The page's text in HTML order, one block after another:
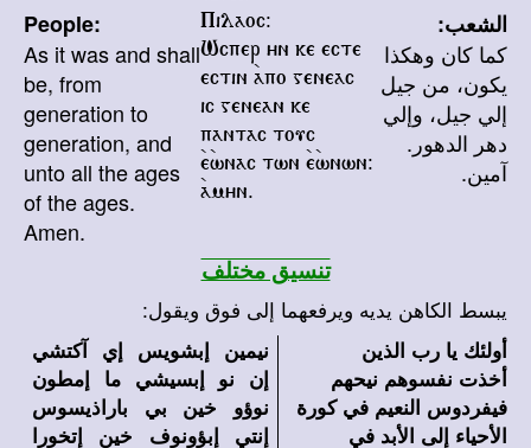
People:
As it was and shall
be, from
generation to
generation, and
unto all the ages
of the ages.
Amen.
Pilaoc@
Wcper yn ke ecte
ectin `apo geneac
ic genean ke
pantac touc
`e`wnac twn `e`wnwn@
`amyn.
الشعب:
كما كان وهكذا
يكون، من جيل
إلي جيل، وإلي
دهر الدهور.
آمين.
تنسيق مختلف
يبسط الكاهن يديه ويرفعهما إلى فوق ويقول:
أولئك يا رب الذين
أخذت نفسوهم نيحهم
فيفردوس النعيم في كورة
الأحياء إلى الأبد في
نيمين إبشويس إي آكتشي
إن نو إبسيشي ما إمطون
نوؤو خين بي باراذيسوس
إنتي إبؤونوف خين إتخورا